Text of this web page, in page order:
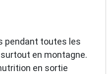
pendant toutes les
en montagne.
en sortie